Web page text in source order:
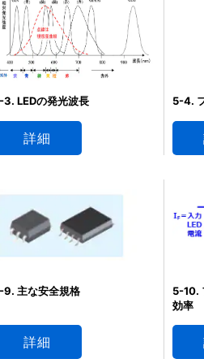
3. LEDの発光波長
詳細
5-4.
9. 主な安全規格
詳細
5-10.
効率